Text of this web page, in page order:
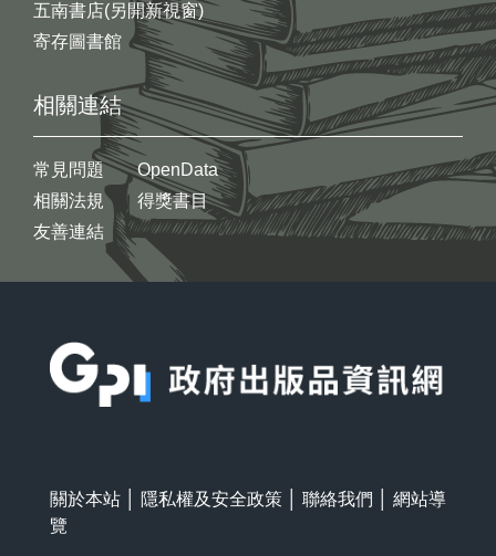
五南書店(另開新視窗)
寄存圖書館
相關連結
常見問題
相關法規
友善連結
OpenData
得獎書目
關於本站 隱私權及安全政策 聯絡我們
網站導
覽